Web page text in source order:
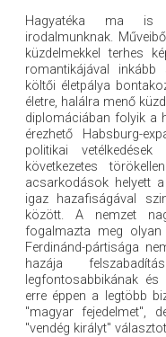
Hagyatéka ma is
irodalmunknak.
küzdelmekkel terhes
romantikájával inkább
költői életpálya
életre, halálra menő
diplomáciában folyik a
érezhető Habsburg-
politikai
következetes
acsarkodások helyett
igaz hazafiságával
között. A nemzet
fogalmazta meg olyan
Ferdinánd-pártisága
hazája
legfontosabbikának
erre éppen a legtöbb
"magyar fejedelmet",
"vendég királyt"